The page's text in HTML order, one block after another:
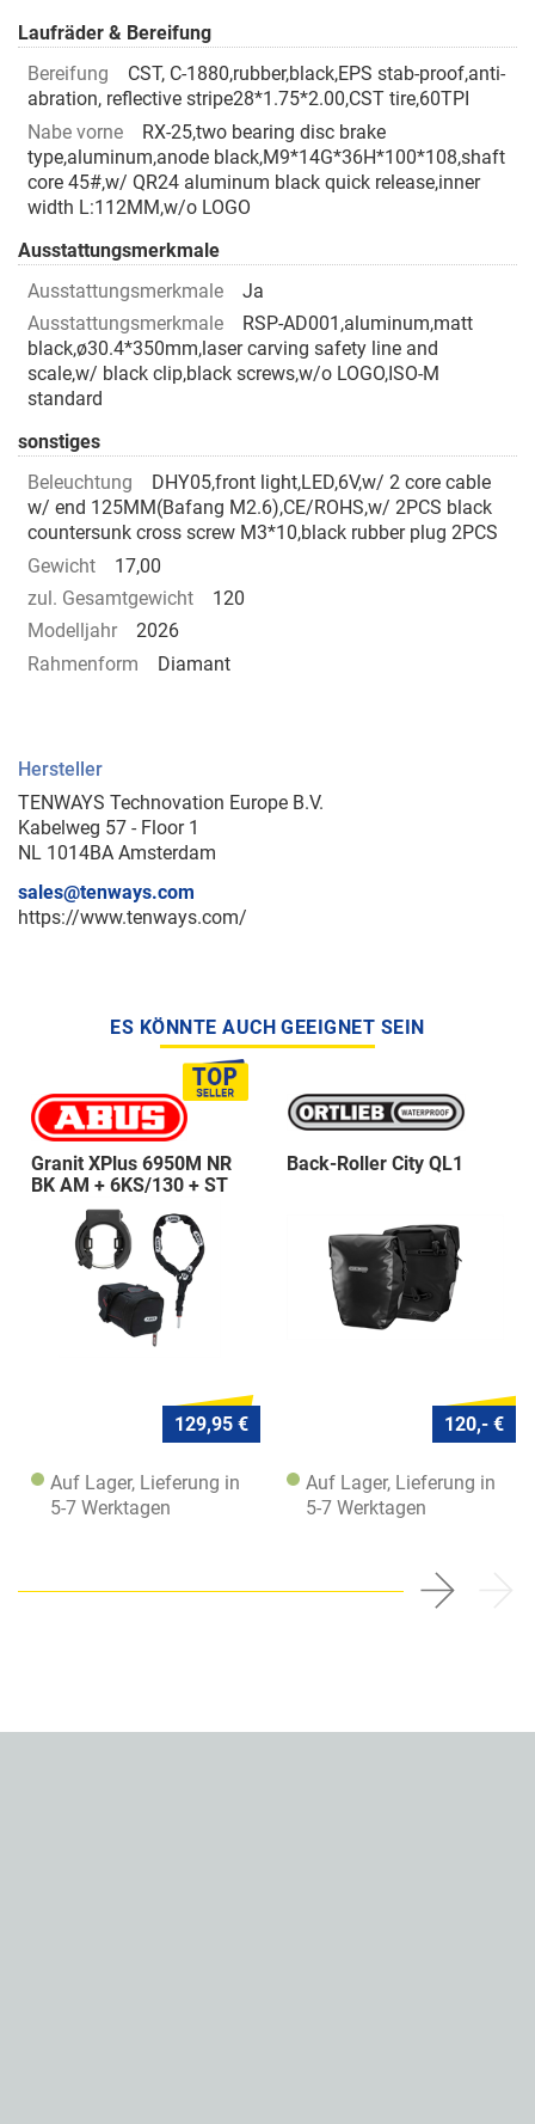
Laufräder & Bereifung
Bereifung
CST, C-1880,rubber,black,EPS stab-proof,anti-
abration, reflective stripe28*1.75*2.00,CST tire,60TPI
Nabe vorne
RX-25,two bearing disc brake
type,aluminum,anode black,M9*14G*36H*100*108,shaft
core 45#,w/ QR24 aluminum black quick release,inner
width L:112MM,w/o LOGO
Ausstattungsmerkmale
Ausstattungsmerkmale
Ja
Ausstattungsmerkmale
RSP-AD001,aluminum,matt
black,ø30.4*350mm,laser carving safety line and
scale,w/ black clip,black screws,w/o LOGO,ISO-M
standard
sonstiges
Beleuchtung
DHY05,front light,LED,6V,w/ 2 core cable
w/ end 125MM(Bafang M2.6),CE/ROHS,w/ 2PCS black
countersunk cross screw M3*10,black rubber plug 2PCS
Gewicht
17,00
zul. Gesamtgewicht
120
Modelljahr
2026
Rahmenform
Diamant
Hersteller
TENWAYS Technovation Europe B.V.
Kabelweg 57 - Floor 1
NL 1014BA Amsterdam
sales@tenways.com
https://www.tenways.com/
ES KÖNNTE AUCH GEEIGNET SEIN
Granit XPlus 6950M NR
BK AM + 6KS/130 + ST
129,95 €
Auf Lager, Lieferung in
5-7 Werktagen
Back-Roller City QL1
120,- €
Auf Lager, Lieferung in
5-7 Werktagen